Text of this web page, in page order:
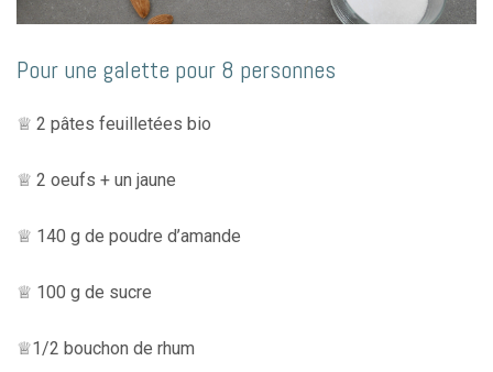
Pour une galette pour 8 personnes
♕ 2 pâtes feuilletées bio
♕ 2 oeufs + un jaune
♕ 140 g de poudre d’amande
♕ 100 g de sucre
♕1/2 bouchon de rhum